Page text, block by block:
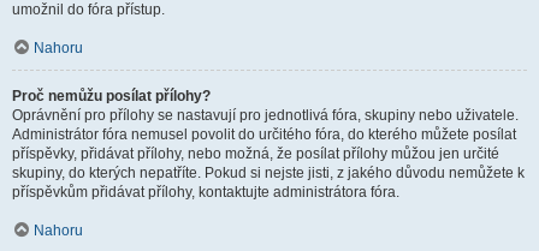
umožnil do fóra přístup.
Nahoru
Proč nemůžu posílat přílohy?
Oprávnění pro přílohy se nastavují pro jednotlivá fóra, skupiny nebo uživatele.
Administrátor fóra nemusel povolit do určitého fóra, do kterého můžete posílat
příspěvky, přidávat přílohy, nebo možná, že posílat přílohy můžou jen určité
skupiny, do kterých nepatříte. Pokud si nejste jisti, z jakého důvodu nemůžete k
příspěvkům přidávat přílohy, kontaktujte administrátora fóra.
Nahoru